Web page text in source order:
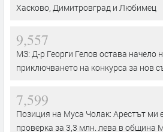
Хасково, Димитровград и Любимец
9,557
МЗ: Д-р Георги Гелов остава
приключването на конкурса за нов
7,599
Позиция на Муса Чолак: Арестът ми
проверка за 3,3 млн. лева в община